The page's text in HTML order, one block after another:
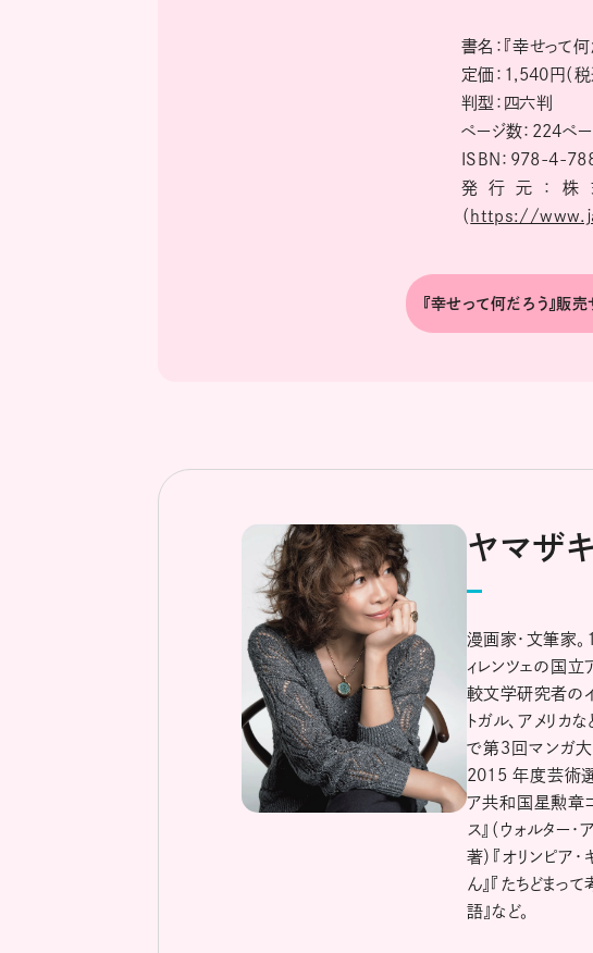
書名：『幸せって何
定価：1,540円（税
判型：四六判
ページ数：224ペ
ISBN：978-4-
発行元：株
（ https://
『幸せって何だろう』販売
ヤマザ
漫画家・文筆家。
ィレンツェの国
較文学研究者のイ
トガル、アメリカ
で第３回マンガ
2015 年度芸術
ア共和国星勲章コ
ス』（ウォルター・
著）『オリンピア
ん』『たちどまっ
語』など。